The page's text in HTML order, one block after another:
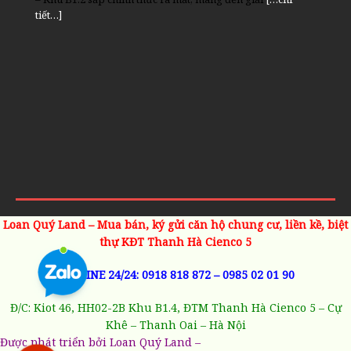
tiết…]
Loan Quý Land – Mua bán, ký gửi căn hộ chung cư, liền kề, biệt
thự KĐT Thanh Hà Cienco 5
HOTLINE 24/24: 0918 818 872 –0985 02 01 90
Đ/C: Kiot 46, HH02-2B Khu B1.4, ĐTM Thanh Hà Cienco 5 – Cự
Khê – Thanh Oai – Hà Nội
Được phát triển bởi Loan Quý Land –